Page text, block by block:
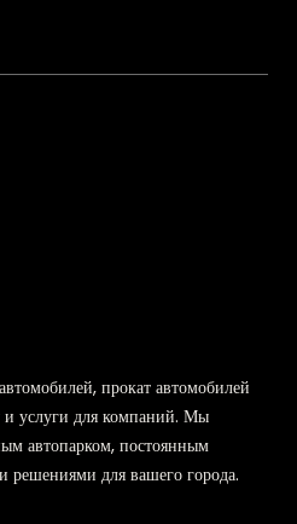
прокат автомобилей
услуги для компаний. Мы
автопарком, постоянным
решениями для вашего города.